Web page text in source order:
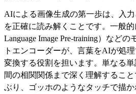
AIによる画像生成の第一歩は、入
を正確に読み解くことです。一般的
Language Image Pre-training）など
トエンコーダーが、言葉をAIが処
変換する役割を担います。単なる
間の相関関係まで深く理解するこ
ぶり、ゴッホのようなタッチで描